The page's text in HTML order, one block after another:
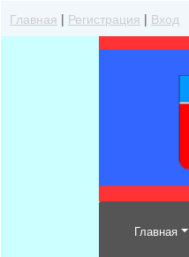
Главная | Регистрация | Вход
Главная